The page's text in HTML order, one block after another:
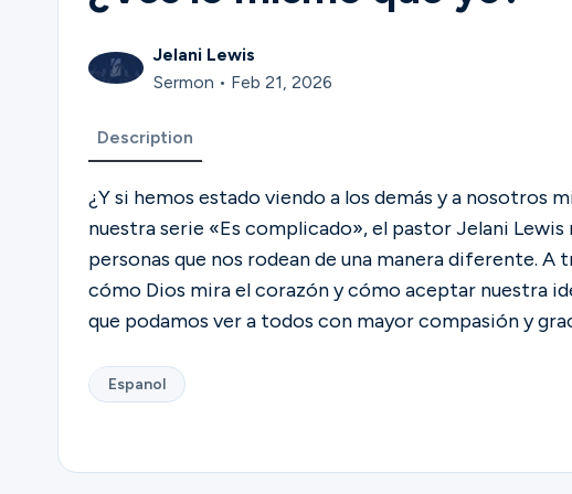
Jelani Lewis
Sermon • Feb 21, 2026
Description
¿Y si hemos estado viendo a los demás y a nosotros
nuestra serie «Es complicado», el pastor Jelani
personas que nos rodean de una manera diferente. A
cómo Dios mira el corazón y cómo aceptar nuestra
que podamos ver a todos con mayor compasión y
Espanol